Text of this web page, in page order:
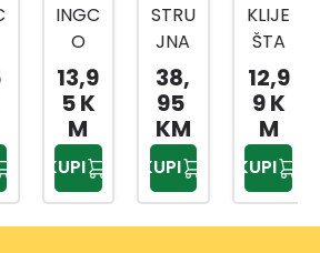
INGC
O
KLIJE
ŠTA
ZA
PAT
CH
HWS
P156
13,9
5 K
M
KUPI
STRU
JNA
KLIJE
ŠTA
AC
400A
DCM
6200
1
38,
95
KM
KUPI
KLIJE
ŠTA
SJEČ
KE
HIHL
DCP
2816
0
12,9
9 K
M
KUPI